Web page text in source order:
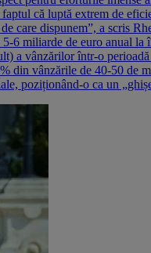
că luptă extrem de
care dispunem”, a scris
6 miliarde de euro anual
a vânzărilor într-o
din vânzările de 40-50 de
poziționând-o ca un